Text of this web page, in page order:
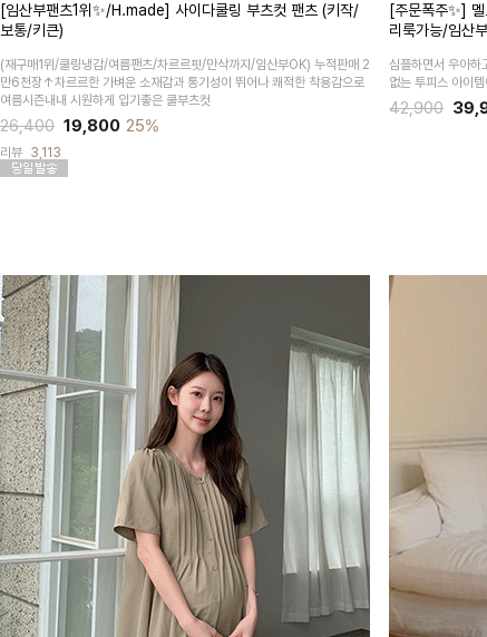
[임산부팬츠1위✨/H.made] 사이다쿨링 부츠컷 팬츠 (키작/
보통/키큰)
(재구매1위/쿨링냉감/여름팬츠/차르르핏/만삭까지/임산부OK) 누적판매 2
만6천장↑차르르한 가벼운 소재감과 통기성이 뛰어나 쾌적한 착용감으로
여름시즌내내 시원하게 입기좋은 쿨부츠컷
26,400 19,800 25%
리뷰 3,113
[주문폭주✨]
리룩가능/임산
심플하면서 우아하
없는 투피스 아이
42,900